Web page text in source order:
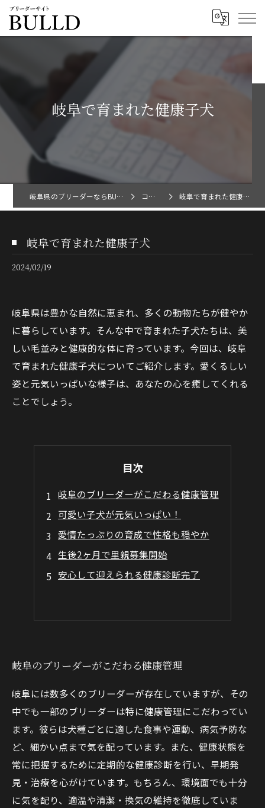
岐阜で育まれた健康子犬
岐阜県のブリーダーならBULLD コラム 岐阜で育まれた健康子犬
岐阜で育まれた健康子犬
2024/02/19
岐阜県は豊かな自然に恵まれ、多くの動物たちが健やか
に暮らしています。そんな中で育まれた子犬たちは、美
しい毛並みと健康的な体に育っています。今回は、岐阜
で育まれた健康子犬についてご紹介します。愛くるしい
姿と元気いっぱいな様子は、あなたの心を癒してくれる
ことでしょう。
目次
岐阜のブリーダーがこだわる健康管理
可愛い子犬が元気いっぱい！
愛情たっぷりの育成で性格も穏やか
生後2ヶ月で里親募集開始
安心して迎えられる健康診断完了
岐阜のブリーダーがこだわる健康管理
岐阜には数多くのブリーダーが存在していますが、その
中でも一部のブリーダーは特に健康管理にこだわってい
ます。彼らは犬種ごとに適した食事や運動、病気予防な
ど、細かい点まで気を配っています。また、健康状態を
常に把握するために定期的な健康診断を行い、早期発
見・治療を心がけています。もちろん、環境面でも十分
に気を配り、適温や清潔・換気の維持を徹底していま